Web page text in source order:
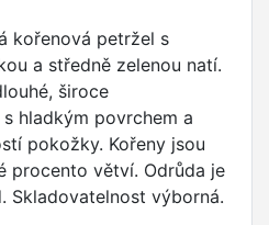
kořenová petržel s
a středně zelenou natí.
široce
hladkým povrchem a
pokožky. Kořeny jsou
procento větví. Odrůda je
Skladovatelnost výborná.